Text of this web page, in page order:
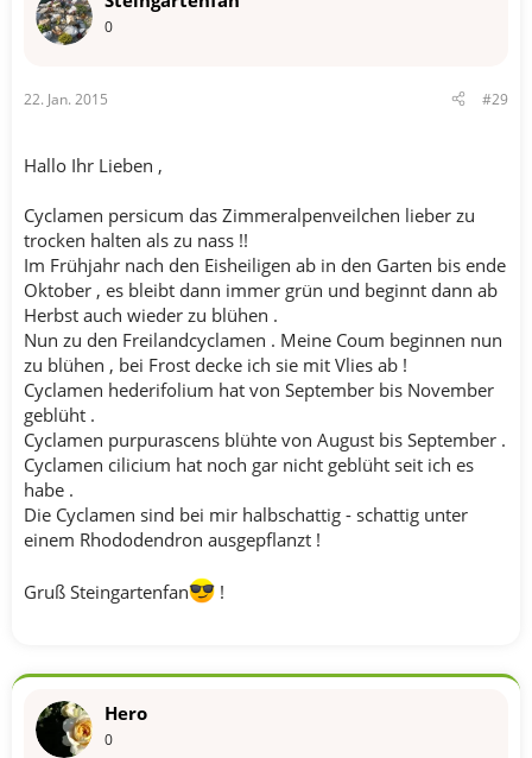
0
22. Jan. 2015 #29
Hallo Ihr Lieben ,
Cyclamen persicum das Zimmeralpenveilchen lieber zu
trocken halten als zu nass !!
Im Frühjahr nach den Eisheiligen ab in den Garten bis ende
Oktober , es bleibt dann immer grün und beginnt dann ab
Herbst auch wieder zu blühen .
Nun zu den Freilandcyclamen . Meine Coum beginnen nun
zu blühen , bei Frost decke ich sie mit Vlies ab !
Cyclamen hederifolium hat von September bis November
geblüht .
Cyclamen purpurascens blühte von August bis September .
Cyclamen cilicium hat noch gar nicht geblüht seit ich es
habe .
Die Cyclamen sind bei mir halbschattig - schattig unter
einem Rhododendron ausgepflanzt !
Gruß Steingartenfan !
Hero
0